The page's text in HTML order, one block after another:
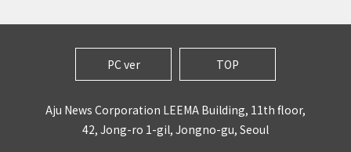
PC ver TOP
Aju News Corporation LEEMA Building, 11th floor,
42, Jong-ro 1-gil, Jongno-gu, Seoul